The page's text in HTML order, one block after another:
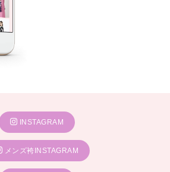
INSTAGRAM
メンズ袴INSTAGRAM